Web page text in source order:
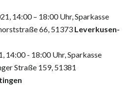
14:00 – 18:00 Uhr, Sparkasse
66, 51373 Leverkusen-
14:00 - 18:00 Uhr, Sparkasse
Straße 159, 51381